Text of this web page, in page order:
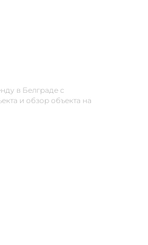
в Белграде с
и обзор объекта на